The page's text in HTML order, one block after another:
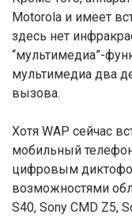
Motorola и имеет
здесь нет
“мультимедиа”-
мультимедиа два
вызова.
Хотя WAP сейчас
мобильный
цифровым
возможностями
S40, Sony CMD Z5,